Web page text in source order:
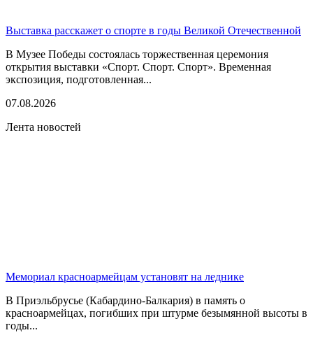
Выставка расскажет о спорте в годы Великой Отечественной
В Музее Победы состоялась торжественная церемония
открытия выставки «Спорт. Спорт. Спорт». Временная
экспозиция, подготовленная...
07.08.2026
Лента новостей
Мемориал красноармейцам установят на леднике
В Приэльбрусье (Кабардино-Балкария) в память о
красноармейцах, погибших при штурме безымянной высоты в
годы...